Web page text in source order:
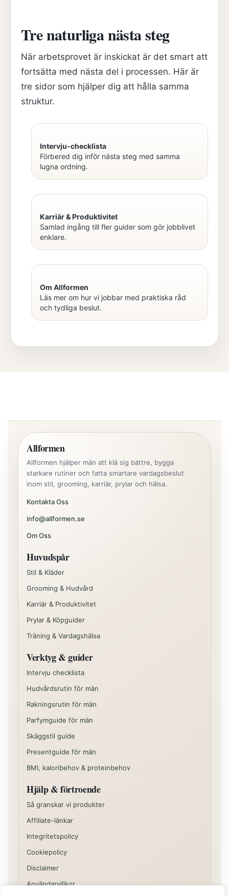
Tre naturliga nästa steg
När arbetsprovet är inskickat är det smart att
fortsätta med nästa del i processen. Här är
tre sidor som hjälper dig att hålla samma
struktur.
Intervju-checklista
Förbered dig inför nästa steg med samma
lugna ordning.
Karriär & Produktivitet
Samlad ingång till fler guider som gör jobblivet
enklare.
Om Allformen
Läs mer om hur vi jobbar med praktiska råd
och tydliga beslut.
Allformen
Allformen hjälper män att klä sig bättre, bygga
starkare rutiner och fatta smartare vardagsbeslut
inom stil, grooming, karriär, prylar och hälsa.
Kontakta Oss
info@allformen.se
Om Oss
Huvudspår
Stil & Kläder
Grooming & Hudvård
Karriär & Produktivitet
Prylar & Köpguider
Träning & Vardagshälsa
Verktyg & guider
Intervju checklista
Hudvårdsrutin för män
Rakningsrutin för män
Parfymguide för män
Skäggstil guide
Presentguide för män
BMI, kaloribehov & proteinbehov
Hjälp & förtroende
Så granskar vi produkter
Affiliate-länkar
Integritetspolicy
Cookiepolicy
Disclaimer
Användarvillkor